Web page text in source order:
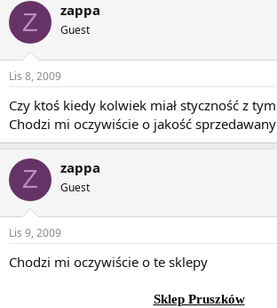
Z zappa
Guest
Lis 8, 2009
Czy ktoś kiedy kolwiek miał styczność z
Chodzi mi oczywiście o jakość
Z zappa
Guest
Lis 9, 2009
Chodzi mi oczywiście o te sklepy
Sklep Pruszków